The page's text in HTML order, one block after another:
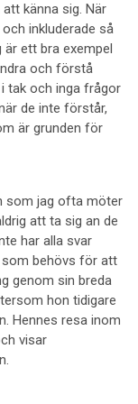
känna sig. När
inkluderade så
ett bra exempel
och förstå
tak och inga frågor
de inte förstår,
är grunden för
som jag ofta möter
att ta sig an de
har alla svar
som behövs för att
genom sin breda
hon tidigare
Hennes resa inom
visar